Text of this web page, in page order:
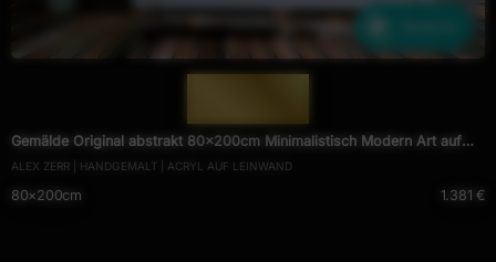
Gemälde Original abstrakt 80x200cm Minimalistisch Modern Art auf
Leinwand Action Painting anthrazit schwarz grau hochwertig
ALEX ZERR | HANDGEMALT | ACRYL AUF LEINWAND
80×200cm 1.381 €